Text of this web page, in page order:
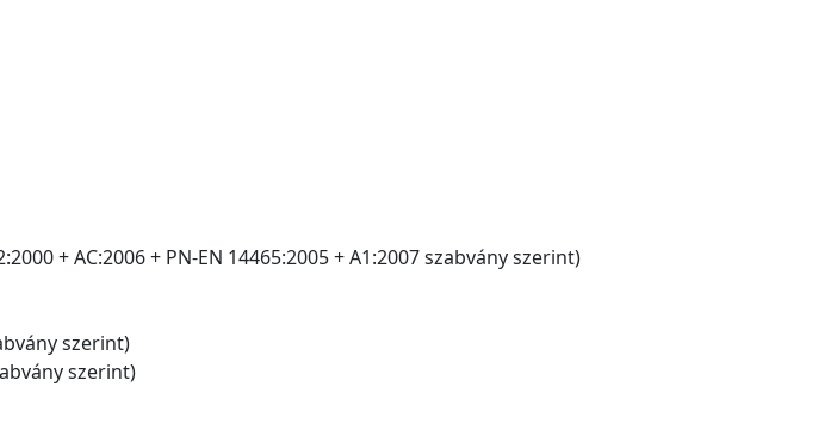
+ AC:2006 + PN-EN 14465:2005 + A1:2007 szabvány szerint)
szerint)
szerint)